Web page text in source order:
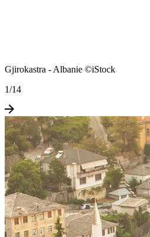
Gjirokastra - Albanie ©iStock
1/14